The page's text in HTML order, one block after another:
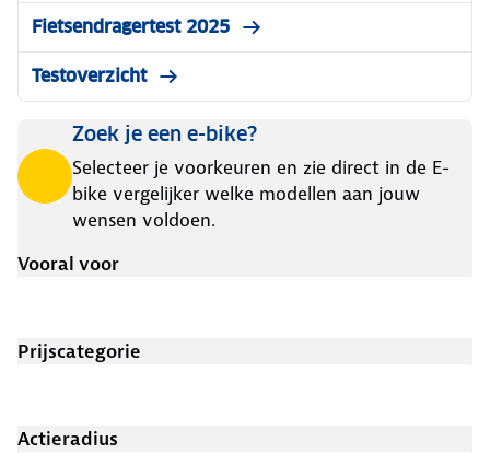
Fietsendragertest 2025
Testoverzicht
Zoek je een e-bike?
Selecteer je voorkeuren en zie direct in de E-
bike vergelijker welke modellen aan jouw
wensen voldoen.
Vooral voor
Prijscategorie
Actieradius